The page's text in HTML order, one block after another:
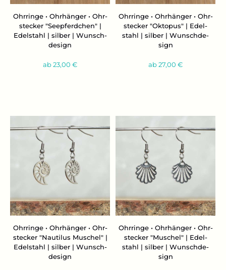
Ohr­rin­ge • Ohr­hän­ger • Ohr­
ste­cker "See­pferd­chen" |
Edel­stahl | sil­ber | Wunsch­
de­sign
ab 23,00 €
Ohr­rin­ge • Ohr­hän­ger • Ohr­
ste­cker "Ok­to­pus" | Edel­
stahl | sil­ber | Wunsch­de­
sign
ab 27,00 €
Ohr­rin­ge • Ohr­hän­ger • Ohr­
ste­cker "Nau­ti­lus Mu­schel" |
Edel­stahl | sil­ber | Wunsch­
de­sign
Ohr­rin­ge • Ohr­hän­ger • Ohr­
ste­cker "Mu­schel" | Edel­
stahl | sil­ber | Wunsch­de­
sign